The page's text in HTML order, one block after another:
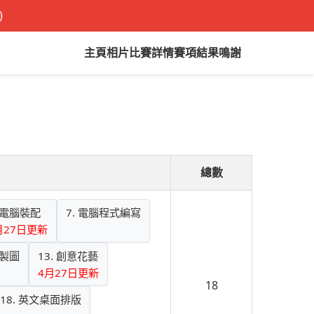
主頁相片比賽詳情賽項結果鳴謝
總數
腦裝配
27日更新
7. 電腦程式編寫
圖
13. 創意花藝
4月27日更新
18. 英文桌面排版
18